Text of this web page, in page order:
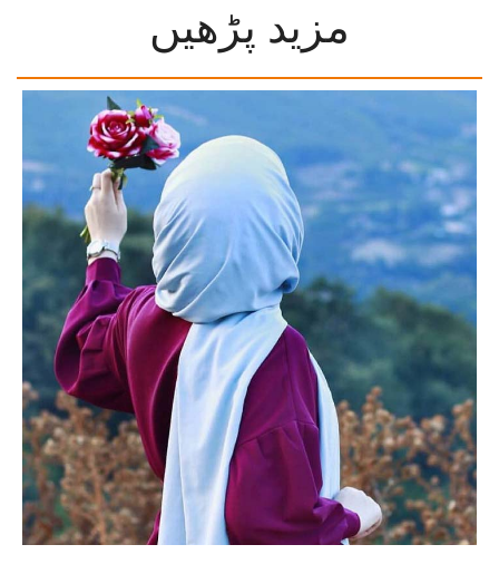
مزید پڑھیں